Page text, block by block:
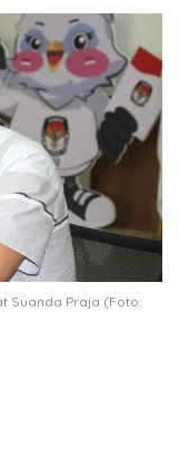
Suanda Praja (Foto: